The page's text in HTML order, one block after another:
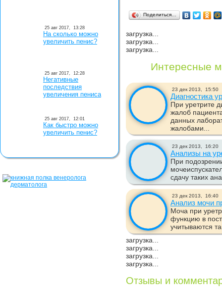
Поделиться…
загрузка...
загрузка...
загрузка...
Интересные
23 дек 2013, 15:50
Диагностика
При уретрите
жалоб
данных
жалобами...
23 дек 2013, 16:20
Анализы на
При
сдачу таких
23 дек 2013, 16:40
Анализ мочи
Моча при
функцию в
учитываются
загрузка...
загрузка...
загрузка...
загрузка...
Отзывы и
25 авг 2017, 13:28
На сколько можно
увеличить пенис?
25 авг 2017, 12:28
Негативные
последствия
увеличения пениса
25 авг 2017, 12:01
Как быстро можно
увеличить пенис?